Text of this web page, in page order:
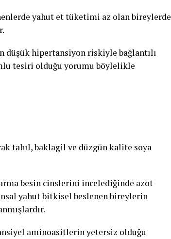
yahut et tüketimi az olan bireylerde
düşük hipertansiyon riskiyle bağlantılı
tesiri olduğu yorumu böylelikle
tahıl, baklagil ve düzgün kalite soya
besin cinslerini incelediğinde azot
yahut bitkisel beslenen bireylerin
aminoasitlerin yetersiz olduğu